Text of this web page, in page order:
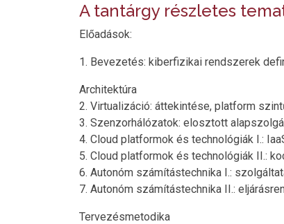
A tantárgy részletes
Előadások:
1. Bevezetés: kiberfizikai rendszerek
Architektúra
2. Virtualizáció: áttekintése, platform
3. Szenzorhálózatok: elosztott
4. Cloud platformok és technológiák I.:
5. Cloud platformok és technológiák II.:
6. Autonóm számítástechnika I.:
7. Autonóm számítástechnika II.:
Tervezésmetodika